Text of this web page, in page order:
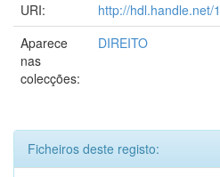
URI:
http://hdl.handle.net/
Aparece
nas
colecções:
DIREITO
Ficheiros deste registo: